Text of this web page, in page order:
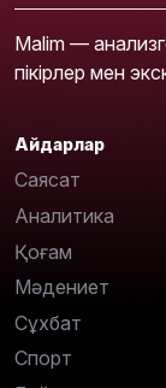
Malim —
пікірлер мен
Айдарлар
Саясат
Аналитика
Қоғам
Мәдениет
Сұхбат
Спорт